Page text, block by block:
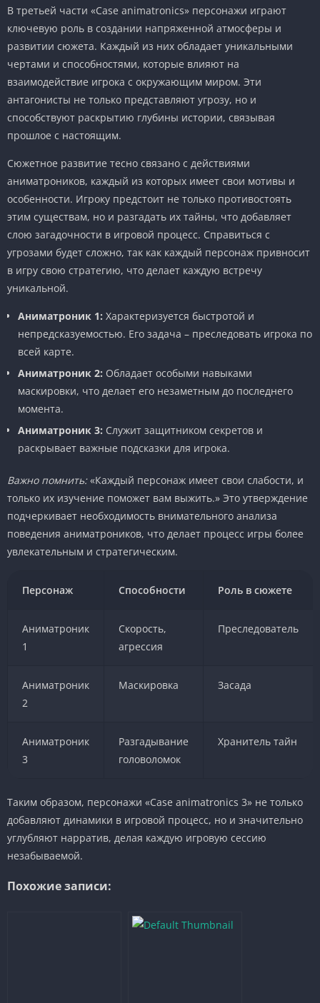
В третьей части «Case animatronics» персонажи играют
ключевую роль в создании напряженной атмосферы и
развитии сюжета. Каждый из них обладает уникальными
чертами и способностями, которые влияют на
взаимодействие игрока с окружающим миром. Эти
антагонисты не только представляют угрозу, но и
способствуют раскрытию глубины истории, связывая
прошлое с настоящим.
Сюжетное развитие тесно связано с действиями
аниматроников, каждый из которых имеет свои мотивы и
особенности. Игроку предстоит не только противостоять
этим существам, но и разгадать их тайны, что добавляет
слою загадочности в игровой процесс. Справиться с
угрозами будет сложно, так как каждый персонаж привносит
в игру свою стратегию, что делает каждую встречу
уникальной.
Аниматроник 1: Характеризуется быстротой и
непредсказуемостью. Его задача – преследовать игрока по
всей карте.
Аниматроник 2: Обладает особыми навыками
маскировки, что делает его незаметным до последнего
момента.
Аниматроник 3: Служит защитником секретов и
раскрывает важные подсказки для игрока.
Важно помнить:«Каждый персонаж имеет свои слабости, и
только их изучение поможет вам выжить.» Это утверждение
подчеркивает необходимость внимательного анализа
поведения аниматроников, что делает процесс игры более
увлекательным и стратегическим.
Персонаж Способности Роль в сюжете
Аниматроник
1
Скорость,
агрессия
Преследователь
Аниматроник
2
Маскировка Засада
Аниматроник
3
Разгадывание
головоломок
Хранитель тайн
Таким образом, персонажи «Case animatronics 3» не только
добавляют динамики в игровой процесс, но и значительно
углубляют нарратив, делая каждую игровую сессию
незабываемой.
Похожие записи: